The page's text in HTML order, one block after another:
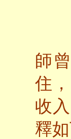
師
住
收
釋如